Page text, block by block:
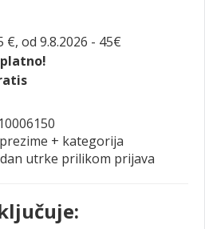
od 9.8.2026 - 45€
+ kategorija
utrke prilikom prijava